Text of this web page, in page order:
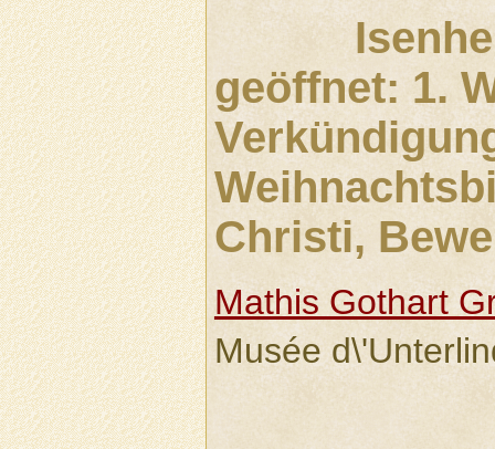
geöffnet: 1.
Christi,
Mathis Gothart
Musée